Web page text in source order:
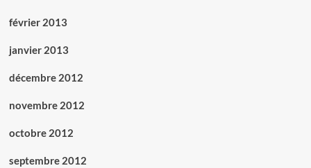
février 2013
janvier 2013
décembre 2012
novembre 2012
octobre 2012
septembre 2012